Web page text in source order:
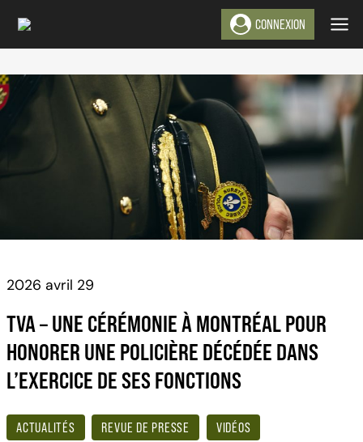
Aller
contenu
CONNEXION
ACTUALITÉS REVUE DE PRESSE VIDÉOS
TVA – UNE CÉRÉMONIE À MONTRÉAL POUR
HONORER UNE POLICIÈRE DÉCÉDÉE DANS
L’EXERCICE DE SES FONCTIONS
2026 avril 29